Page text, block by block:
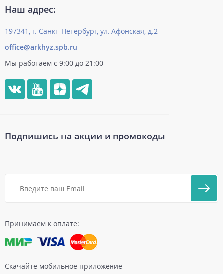
Наш адрес:
197341, г. Санкт-Петербург, ул. Афонская, д.2
office@arkhyz.spb.ru
Мы работаем с 9:00 до 21:00
Принимаем к оплате:
Скачайте мобильное приложение
Подпишись на акции и промокоды